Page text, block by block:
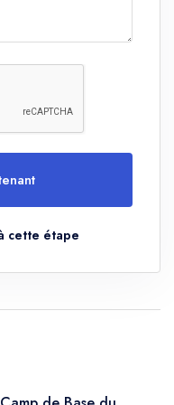
cette étape